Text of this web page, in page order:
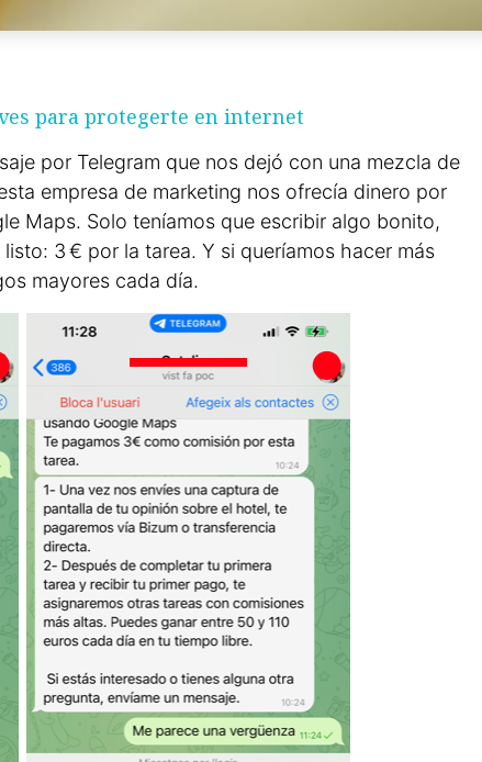
para protegerte en internet
por Telegram que nos dejó con una mezcla de
empresa de marketing nos ofrecía dinero por
Maps. Solo teníamos que escribir algo bonito,
3 € por la tarea. Y si queríamos hacer más
mayores cada día.